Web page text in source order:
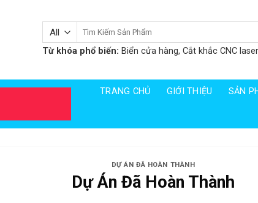
Tìm
kiếm:
Từ khóa phổ biến: Biển cửa hàng, Cắt khắc CNC
TRANG CHỦ GIỚI THIỆU SẢN
DỰ ÁN ĐÃ HOÀN THÀNH
Dự Án Đã Hoàn Thành